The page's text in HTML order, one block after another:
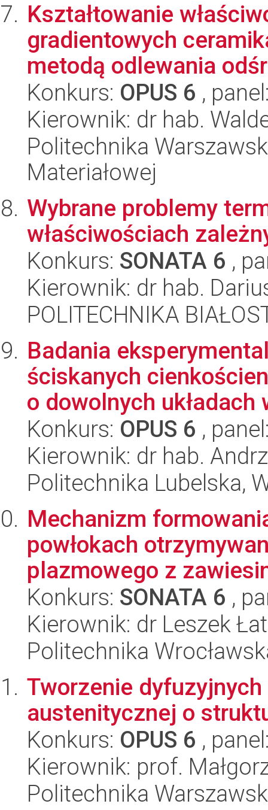
Kształtowanie
gradientowych
metodą odlewania
Konkurs: OPUS 6 ,
Kierownik: dr hab.
Politechnika
Materiałowej
Wybrane problemy
właściwościach
Konkurs: SONATA 6 ,
Kierownik: dr hab.
POLITECHNIKA
Badania
ściskanych
o dowolnych układach
Konkurs: OPUS 6 ,
Kierownik: dr hab.
Politechnika Lubelska,
Mechanizm
powłokach
plazmowego z
Konkurs: SONATA 6 ,
Kierownik: dr Leszek
Politechnika
Tworzenie
austenitycznej o
Konkurs: OPUS 6 ,
Kierownik: prof.
Politechnika